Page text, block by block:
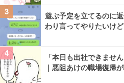
3
遊ぶ予定を立てるのに
わり言ってやりたいけ
4
「本日も出社できませ
｜悪阻あけの職場復帰